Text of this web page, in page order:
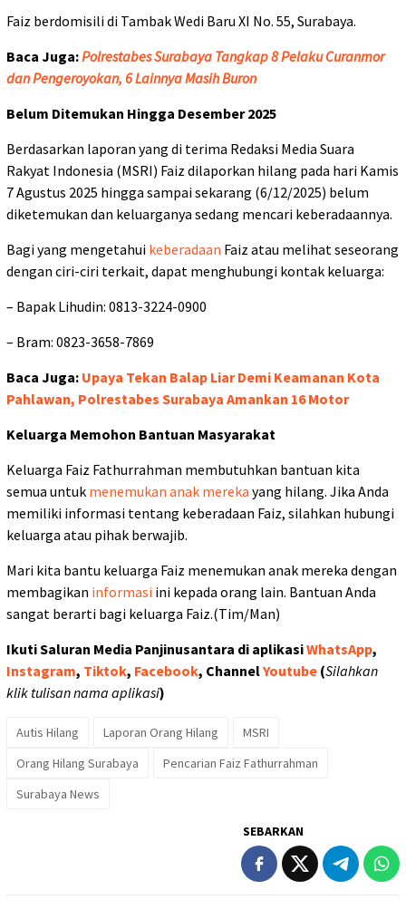
Faiz berdomisili di Tambak Wedi Baru XI No. 55, Surabaya.
Baca Juga:Polrestabes Surabaya Tangkap 8 Pelaku Curanmor
dan Pengeroyokan, 6 Lainnya Masih Buron
Belum Ditemukan Hingga Desember 2025
Berdasarkan laporan yang di terima Redaksi Media Suara
Rakyat Indonesia (MSRI) Faiz dilaporkan hilang pada hari Kamis
7 Agustus 2025 hingga sampai sekarang (6/12/2025) belum
diketemukan dan keluarganya sedang mencari keberadaannya.
Bagi yang mengetahui keberadaan Faiz atau melihat seseorang
dengan ciri-ciri terkait, dapat menghubungi kontak keluarga:
– Bapak Lihudin: 0813-3224-0900
– Bram: 0823-3658-7869
Baca Juga: Upaya Tekan Balap Liar Demi Keamanan Kota
Pahlawan, Polrestabes Surabaya Amankan 16 Motor
Keluarga Memohon Bantuan Masyarakat
Keluarga Faiz Fathurrahman membutuhkan bantuan kita
semua untuk menemukan anak mereka yang hilang. Jika Anda
memiliki informasi tentang keberadaan Faiz, silahkan hubungi
keluarga atau pihak berwajib.
Mari kita bantu keluarga Faiz menemukan anak mereka dengan
membagikan informasi ini kepada orang lain. Bantuan Anda
sangat berarti bagi keluarga Faiz.(Tim/Man)
Ikuti Saluran Media Panjinusantara di aplikasiWhatsApp,
Instagram, Tiktok, Facebook, ChannelYoutube (Silahkan
klik tulisan nama aplikasi)
Autis Hilang Laporan Orang Hilang
MSRI
Orang Hilang Surabaya
Pencarian Faiz Fathurrahman
Surabaya News
SEBARKAN